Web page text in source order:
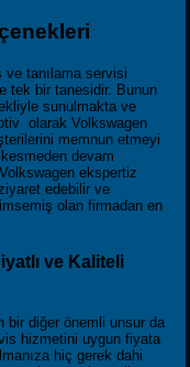
tanılama servisi
tek bir tanesidir. Bunun
sunulmakta ve
olarak Volkswagen
memnun etmeyi
devam
ekspertiz
edebilir ve
olan firmadan en
ve Kaliteli
bir diğer önemli unsur da
hizmetini uygun fiyata
hiç gerek dahi